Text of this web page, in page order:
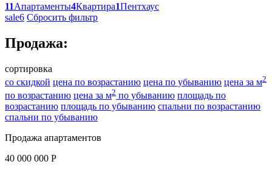
11Апартаменты4Квартира1Пентхаус
sale6 Сбросить фильтр
Продажа:
сортировка
со скидкой цена по возрастанию цена по убыванию цена за м2
по возрастанию цена за м2 по убыванию площадь по
возрастанию площадь по убыванию спальни по возрастанию
спальни по убыванию
Продажа апартаментов
40 000 000 P